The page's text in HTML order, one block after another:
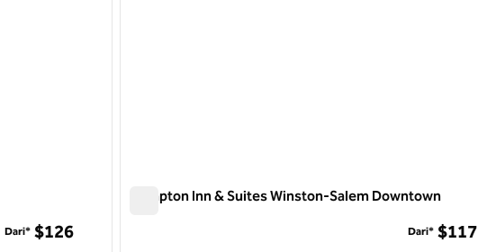
Dari* $126
Hampton Inn & Suites Winston-Salem Downtown
Dari* $117